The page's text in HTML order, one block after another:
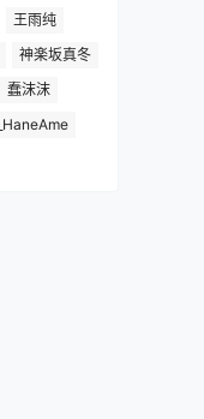
王雨纯
神楽坂真冬
蠢沫沫